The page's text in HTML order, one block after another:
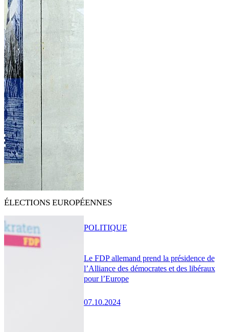
ÉLECTIONS EUROPÉENNES
Le FDP allemand prend la présidence de
l’Alliance des démocrates et des libéraux
pour l’Europe
07.10.2024
POLITIQUE